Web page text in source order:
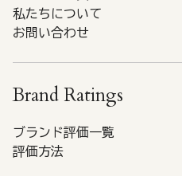
私たちについて
お問い合わせ
Brand Ratings
ブランド評価一覧
評価方法